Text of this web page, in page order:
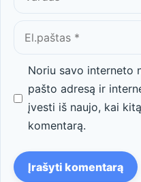
El.paštas
Noriu savo interneto
pašto adresą ir
įvesti iš naujo, kai
komentarą.